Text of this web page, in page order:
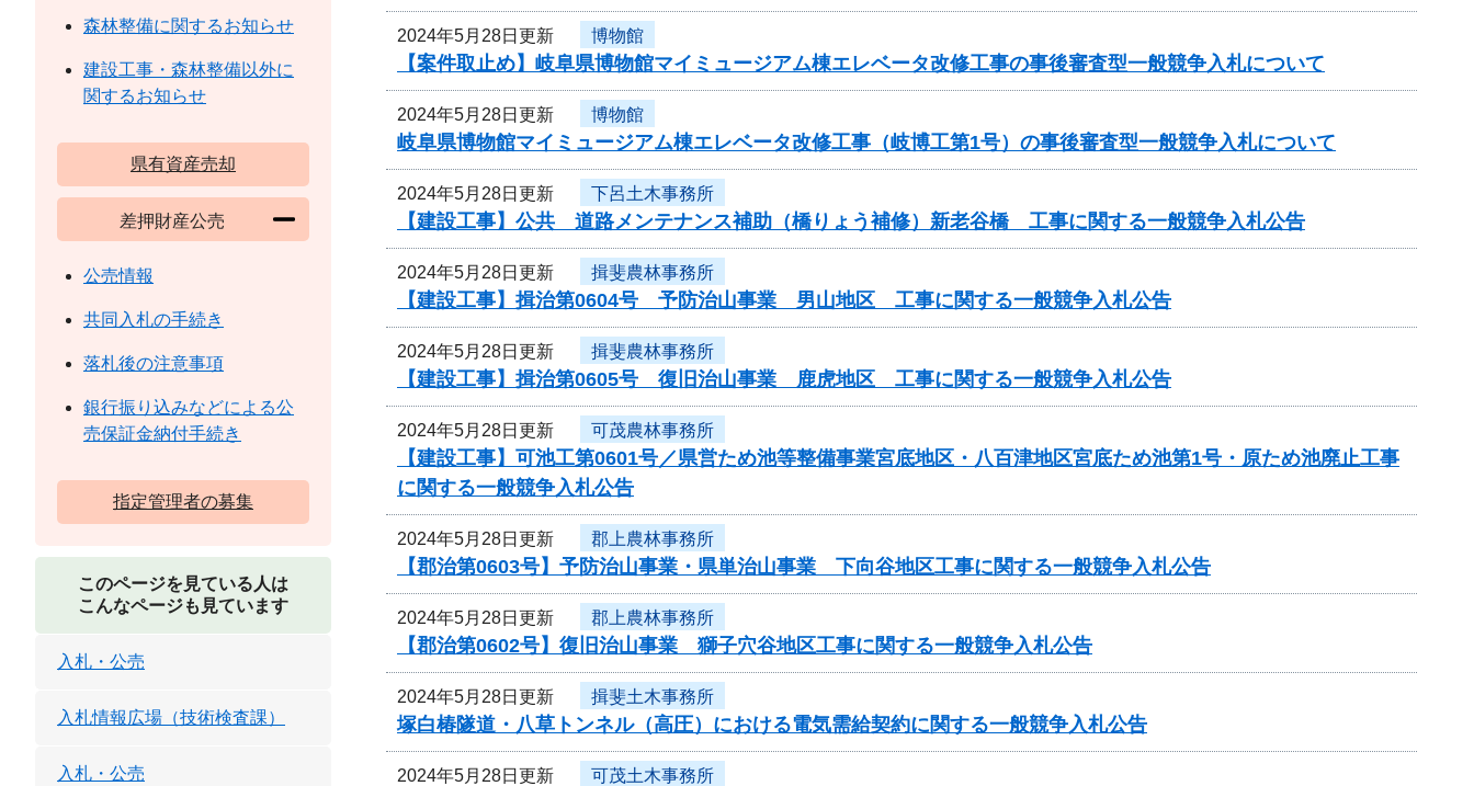
2024年5月28日更新 博物館
【案件取止め】岐阜県博物館マイミュージアム棟エレベータ改修工事の事後審査型一般競争入札について
2024年5月28日更新 博物館
岐阜県博物館マイミュージアム棟エレベータ改修工事（岐博工第1号）の事後審査型一般競争入札について
2024年5月28日更新 下呂土木事務所
【建設工事】公共 道路メンテナンス補助（橋りょう補修）新老谷橋 工事に関する一般競争入札公告
2024年5月28日更新 揖斐農林事務所
【建設工事】揖治第0604号 予防治山事業 男山地区 工事に関する一般競争入札公告
2024年5月28日更新 揖斐農林事務所
【建設工事】揖治第0605号 復旧治山事業 鹿虎地区 工事に関する一般競争入札公告
2024年5月28日更新 可茂農林事務所
【建設工事】可池工第0601号／県営ため池等整備事業宮底地区・八百津地区宮底ため池第1号・原ため池廃止工事
に関する一般競争入札公告
2024年5月28日更新 郡上農林事務所
【郡治第0603号】予防治山事業・県単治山事業 下向谷地区工事に関する一般競争入札公告
2024年5月28日更新 郡上農林事務所
【郡治第0602号】復旧治山事業 獅子穴谷地区工事に関する一般競争入札公告
2024年5月28日更新 揖斐土木事務所
塚白椿隧道・八草トンネル（高圧）における電気需給契約に関する一般競争入札公告
2024年5月28日更新 可茂土木事務所
森林整備に関するお知らせ
建設工事・森林整備以外に
関するお知らせ
県有資産売却
差押財産公売
公売情報
共同入札の手続き
落札後の注意事項
銀行振り込みなどによる公
売保証金納付手続き
指定管理者の募集
このページを見ている人は
こんなページも見ています
入札・公売
入札情報広場（技術検査課）
入札・公売